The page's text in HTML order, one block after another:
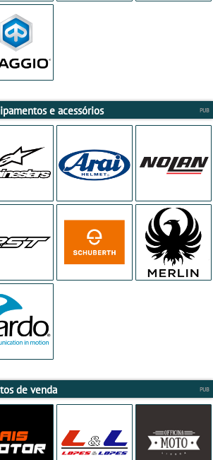
e acessórios
de venda